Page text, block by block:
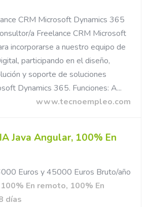
CRM Microsoft Dynamics 365
a Freelance CRM Microsoft
incorporarse a nuestro equipo de
participando en el diseño,
y soporte de soluciones
Dynamics 365. Funciones: A...
www.tecnoempleo.com
Java Angular, 100% En
Euros y 45000 Euros Bruto/año
En remoto, 100% En
días